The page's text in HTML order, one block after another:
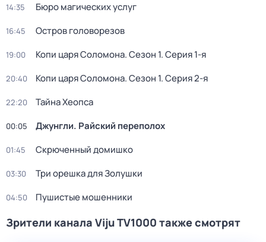
14:35 Бюро магических услуг
16:45 Остров головорезов
19:00 Копи царя Соломона. Сезон 1. Серия 1-я
20:40 Копи царя Соломона. Сезон 1. Серия 2-я
22:20 Тайна Хеопса
00:05 Джунгли. Райский переполох
01:45 Скрюченный домишко
03:30 Три орешка для Золушки
04:50 Пушистые мошенники
Зрители канала Viju TV1000 также смотрят